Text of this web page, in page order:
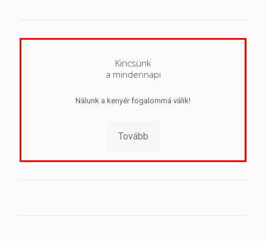
Kincsünk
a mindennapi
Nálunk a kenyér fogalommá válik!
Tovább